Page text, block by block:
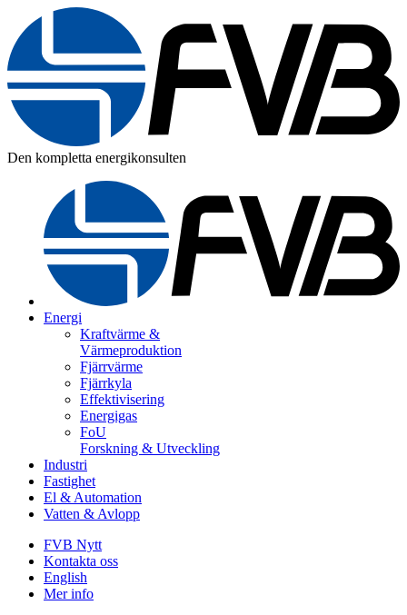
Den kompletta energikonsulten
Energi
Kraftvärme &
Värmeproduktion
Fjärrvärme
Fjärrkyla
Effektivisering
Energigas
FoU
Forskning & Utveckling
Industri
Fastighet
El & Automation
Vatten & Avlopp
FVB Nytt
Kontakta oss
English
Mer info